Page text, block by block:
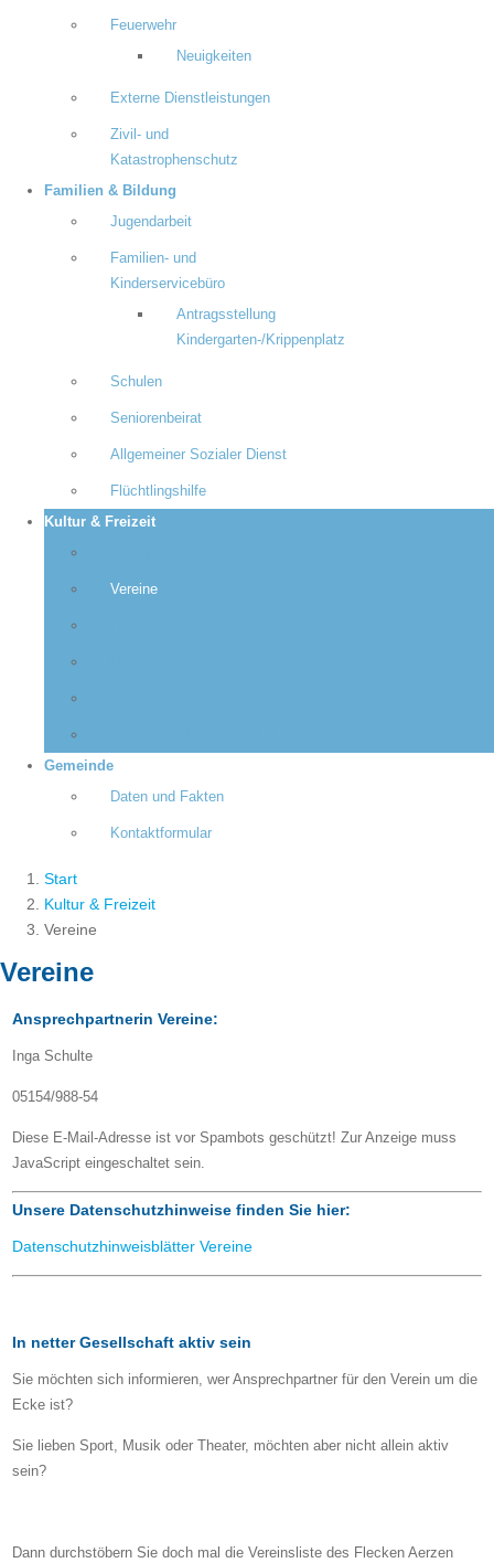
Feuerwehr
Neuigkeiten
Externe Dienstleistungen
Zivil- und
Katastrophenschutz
Familien & Bildung
Jugendarbeit
Familien- und
Kinderservicebüro
Antragsstellung
Kindergarten-/Krippenplatz
Schulen
Seniorenbeirat
Allgemeiner Sozialer Dienst
Flüchtlingshilfe
Kultur & Freizeit
Vereine
Gemeinde
Daten und Fakten
Kontaktformular
Start
Kultur & Freizeit
Vereine
Vereine
Ansprechpartnerin Vereine:
Inga Schulte
05154/988-54
Diese E-Mail-Adresse ist vor Spambots geschützt! Zur Anzeige muss
JavaScript eingeschaltet sein.
Unsere Datenschutzhinweise finden Sie hier:
Datenschutzhinweisblätter Vereine
In netter Gesellschaft aktiv sein
Sie möchten sich informieren, wer Ansprechpartner für den Verein um die
Ecke ist?
Sie lieben Sport, Musik oder Theater, möchten aber nicht allein aktiv
sein?
Dann durchstöbern Sie doch mal die Vereinsliste des Flecken Aerzen